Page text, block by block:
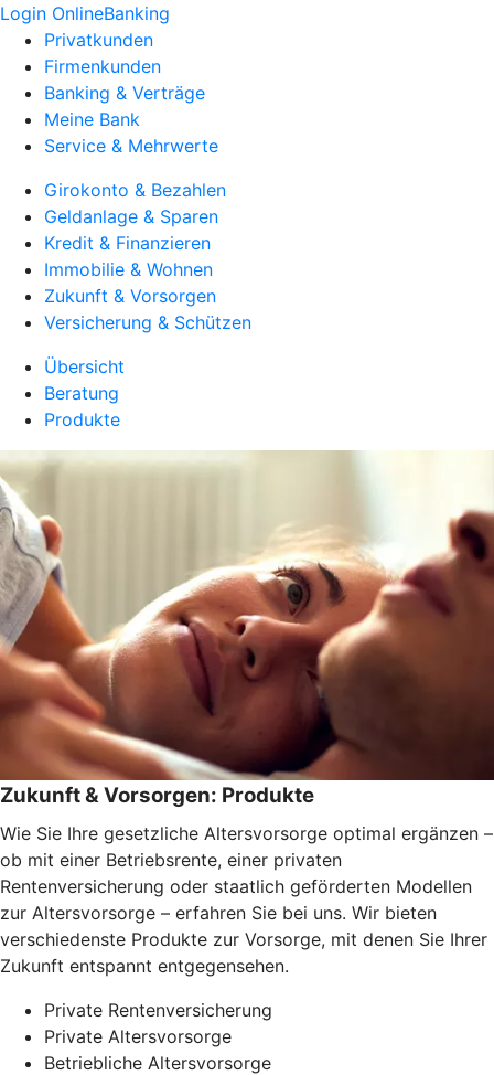
Login OnlineBanking
Privatkunden
Firmenkunden
Banking & Verträge
Meine Bank
Service & Mehrwerte
Girokonto & Bezahlen
Geldanlage & Sparen
Kredit & Finanzieren
Immobilie & Wohnen
Zukunft & Vorsorgen
Versicherung & Schützen
Übersicht
Beratung
Produkte
Zukunft & Vorsorgen: Produkte
Wie Sie Ihre gesetzliche Altersvorsorge optimal ergänzen –
ob mit einer Betriebsrente, einer privaten
Rentenversicherung oder staatlich geförderten Modellen
zur Altersvorsorge – erfahren Sie bei uns. Wir bieten
verschiedenste Produkte zur Vorsorge, mit denen Sie Ihrer
Zukunft entspannt entgegensehen.
Private Rentenversicherung
Private Altersvorsorge
Betriebliche Altersvorsorge